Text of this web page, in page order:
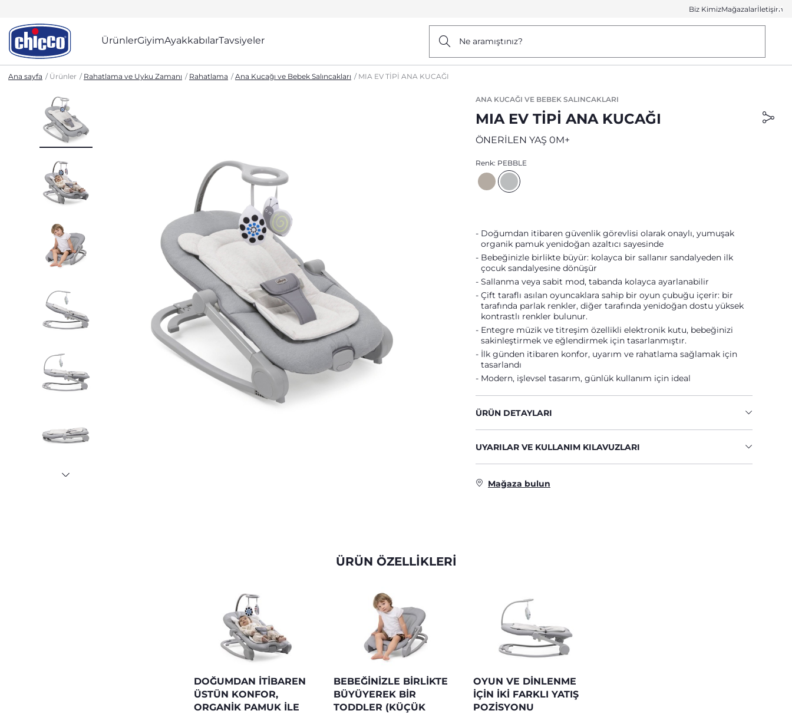
Biz KimizMağazalarİletişim
ÜrünlerGiyimAyakkabılarTavsiyeler Ne aramıştınız?
Ana sayfa Ürünler Rahatlama ve Uyku Zamanı Rahatlama Ana Kucağı ve Bebek Salıncakları MIA EV TİPİ ANA KUCAĞI
ANA KUCAĞI VE BEBEK SALINCAKLARI
MIA EV TİPİ ANA KUCAĞI
ÖNERİLEN YAŞ 0M+
Renk: PEBBLE
Doğumdan itibaren güvenlik görevlisi olarak onaylı, yumuşak
organik pamuk yenidoğan azaltıcı sayesinde
Bebeğinizle birlikte büyür: kolayca bir sallanır sandalyeden ilk
çocuk sandalyesine dönüşür
Sallanma veya sabit mod, tabanda kolayca ayarlanabilir
Çift taraflı asılan oyuncaklara sahip bir oyun çubuğu içerir: bir
tarafında parlak renkler, diğer tarafında yenidoğan dostu yüksek
kontrastlı renkler bulunur.
Entegre müzik ve titreşim özellikli elektronik kutu, bebeğinizi
sakinleştirmek ve eğlendirmek için tasarlanmıştır.
İlk günden itibaren konfor, uyarım ve rahatlama sağlamak için
tasarlandı
Modern, işlevsel tasarım, günlük kullanım için ideal
ÜRÜN DETAYLARI
UYARILAR VE KULLANIM KILAVUZLARI
Mağaza bulun
ÜRÜN ÖZELLİKLERİ
DOĞUMDAN ITIBAREN
ÜSTÜN KONFOR,
ORGANIK PAMUK ILE
BEBEĞINIZLE BIRLIKTE
BÜYÜYEREK BIR
TODDLER (KÜÇÜK
OYUN VE DINLENME
IÇIN IKI FARKLI YATIŞ
POZISYONU